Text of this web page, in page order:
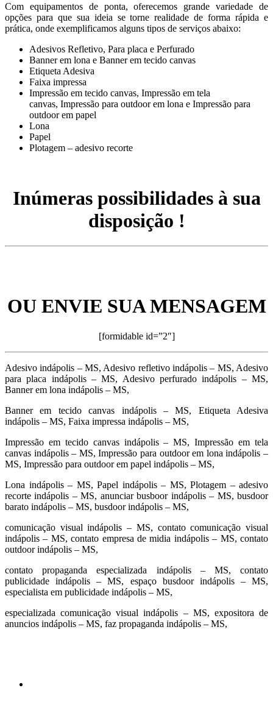
Com equipamentos de ponta, oferecemos grande variedade de
opções para que sua ideia se torne realidade de forma rápida e
prática, onde exemplificamos alguns tipos de serviços abaixo:
Adesivos Refletivo, Para placa e Perfurado
Banner em lona e Banner em tecido canvas
Etiqueta Adesiva
Faixa impressa
Impressão em tecido canvas, Impressão em tela
canvas, Impressão para outdoor em lona e Impressão para
outdoor em papel
Lona
Papel
Plotagem – adesivo recorte
Inúmeras possibilidades à sua
disposição !
OU ENVIE SUA MENSAGEM
[formidable id=”2″]
Adesivo indápolis – MS, Adesivo refletivo indápolis – MS, Adesivo
para placa indápolis – MS, Adesivo perfurado indápolis – MS,
Banner em lona indápolis – MS,
Banner em tecido canvas indápolis – MS, Etiqueta Adesiva
indápolis – MS, Faixa impressa indápolis – MS,
Impressão em tecido canvas indápolis – MS, Impressão em tela
canvas indápolis – MS, Impressão para outdoor em lona indápolis –
MS, Impressão para outdoor em papel indápolis – MS,
Lona indápolis – MS, Papel indápolis – MS, Plotagem – adesivo
recorte indápolis – MS, anunciar busboor indápolis – MS, busdoor
barato indápolis – MS, busdoor indápolis – MS,
comunicação visual indápolis – MS, contato comunicação visual
indápolis – MS, contato empresa de midia indápolis – MS, contato
outdoor indápolis – MS,
contato propaganda especializada indápolis – MS, contato
publicidade indápolis – MS, espaço busdoor indápolis – MS,
especialista em publicidade indápolis – MS,
especializada comunicação visual indápolis – MS, expositora de
anuncios indápolis – MS, faz propaganda indápolis – MS,